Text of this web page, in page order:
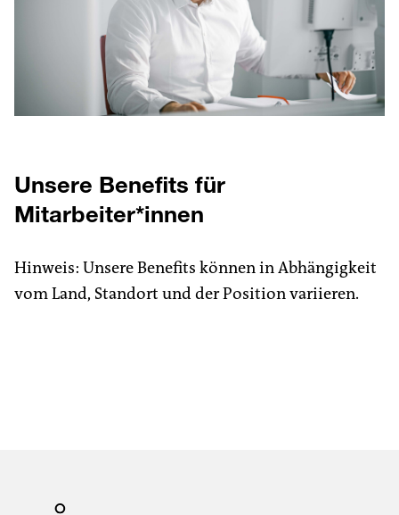
Unsere Benefits für
Mitarbeiter*innen
Hinweis: Unsere Benefits können in Abhängigkeit
vom Land, Standort und der Position variieren.